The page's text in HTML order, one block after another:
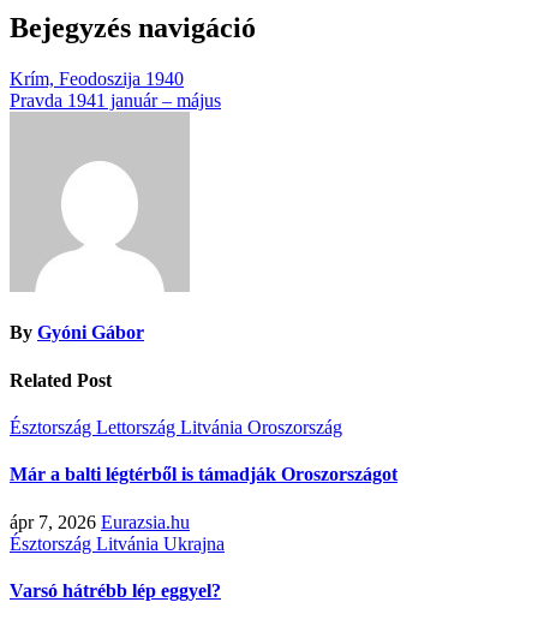
Bejegyzés navigáció
Krím, Feodoszija 1940
Pravda 1941 január – május
By Gyóni Gábor
Related Post
Észtország Lettország Litvánia Oroszország
Már a balti légtérből is támadják Oroszországot
ápr 7, 2026 Eurazsia.hu
Észtország Litvánia Ukrajna
Varsó hátrébb lép eggyel?